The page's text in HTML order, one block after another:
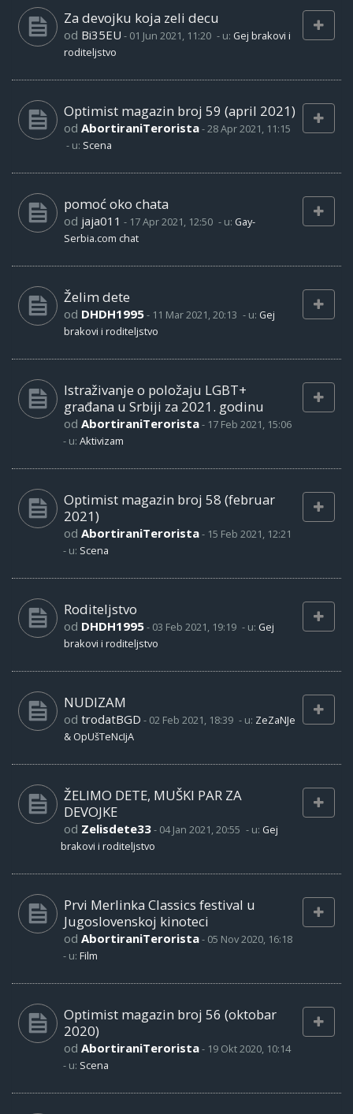
Za devojku koja zeli decu
od Bi35EU - 01 Jun 2021, 11:20 - u: Gej brakovi i
roditeljstvo
Optimist magazin broj 59 (april 2021)
od AbortiraniTerorista-28 Apr 2021, 11:15
- u: Scena
pomoć oko chata
od jaja011 - 17 Apr 2021, 12:50 - u: Gay-
Serbia.com chat
Želim dete
od DHDH1995- 11 Mar 2021, 20:13 - u: Gej
brakovi i roditeljstvo
Istraživanje o položaju LGBT+
građana u Srbiji za 2021. godinu
od AbortiraniTerorista- 17 Feb 2021, 15:06
- u: Aktivizam
Optimist magazin broj 58 (februar
2021)
od AbortiraniTerorista- 15 Feb 2021, 12:21
- u: Scena
Roditeljstvo
od DHDH1995- 03 Feb 2021, 19:19 - u: Gej
brakovi i roditeljstvo
NUDIZAM
od trodatBGD - 02 Feb 2021, 18:39 - u: ZeZaNJe
& OpUšTeNcIjA
ŽELIMO DETE, MUŠKI PAR ZA
DEVOJKE
od Zelisdete33- 04 Jan 2021, 20:55 - u: Gej
brakovi i roditeljstvo
Prvi Merlinka Classics festival u
Jugoslovenskoj kinoteci
od AbortiraniTerorista- 05 Nov 2020, 16:18
- u: Film
Optimist magazin broj 56 (oktobar
2020)
od AbortiraniTerorista- 19 Okt 2020, 10:14
- u: Scena